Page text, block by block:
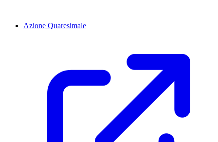
Azione Quaresimale